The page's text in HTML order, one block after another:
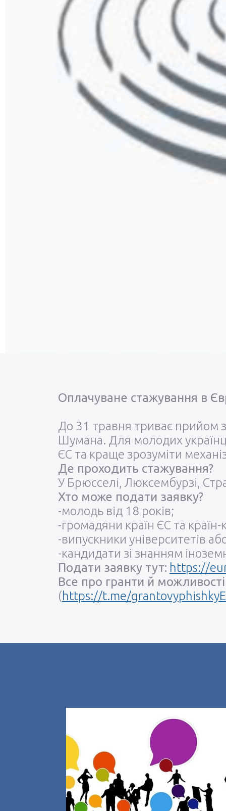
Оплачуване стажування в
До 31 травня триває прийом
Шумана. Для молодих
ЄС та краще зрозуміти
Де проходить стажування?
У Брюсселі, Люксембурзі,
Хто може подати заявку?
-молодь від 18 років;
-громадяни країн ЄС та
-випускники університетів
-кандидати зі знанням
Подати заявку тут: https://
Все про гранти й
(https://t.me/